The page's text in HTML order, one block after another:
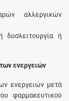
αλλεργικών
δυσλειτουργία ή
ενεργειών
ενεργειών μετά
φαρμακευτικού